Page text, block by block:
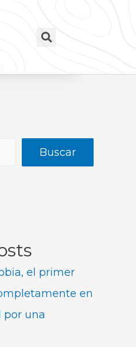
Buscar
el primer
en
por una